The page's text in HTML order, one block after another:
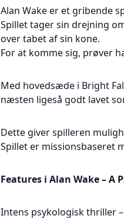
Alan Wake er et gribende
Spillet tager sin drejning
over tabet af sin kone.
For at komme sig, prøver
Med hovedsæde i Bright
næsten ligeså godt lavet
Dette giver spilleren
Spillet er missionsbaseret
Features i Alan Wake – A
Intens psykologisk thriller